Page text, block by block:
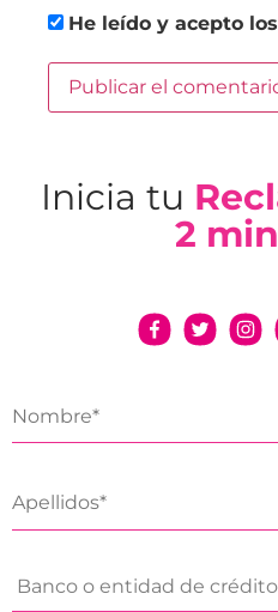
He leído y acepto los
Inicia tu
2